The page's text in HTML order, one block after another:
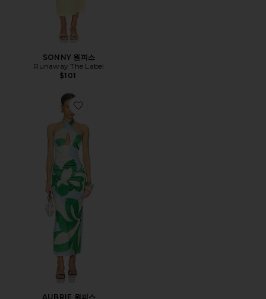
SONNY 원피스
Runaway The Label
$101
Favorite AUBRIE 원피스
AUBRIE 원피스